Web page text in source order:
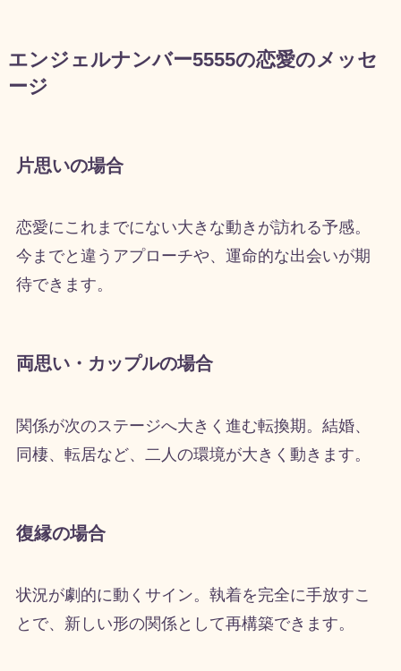
エンジェルナンバー5555の恋愛のメッセ
ージ
片思いの場合
恋愛にこれまでにない大きな動きが訪れる予感。
今までと違うアプローチや、運命的な出会いが期
待できます。
両思い・カップルの場合
関係が次のステージへ大きく進む転換期。結婚、
同棲、転居など、二人の環境が大きく動きます。
復縁の場合
状況が劇的に動くサイン。執着を完全に手放すこ
とで、新しい形の関係として再構築できます。